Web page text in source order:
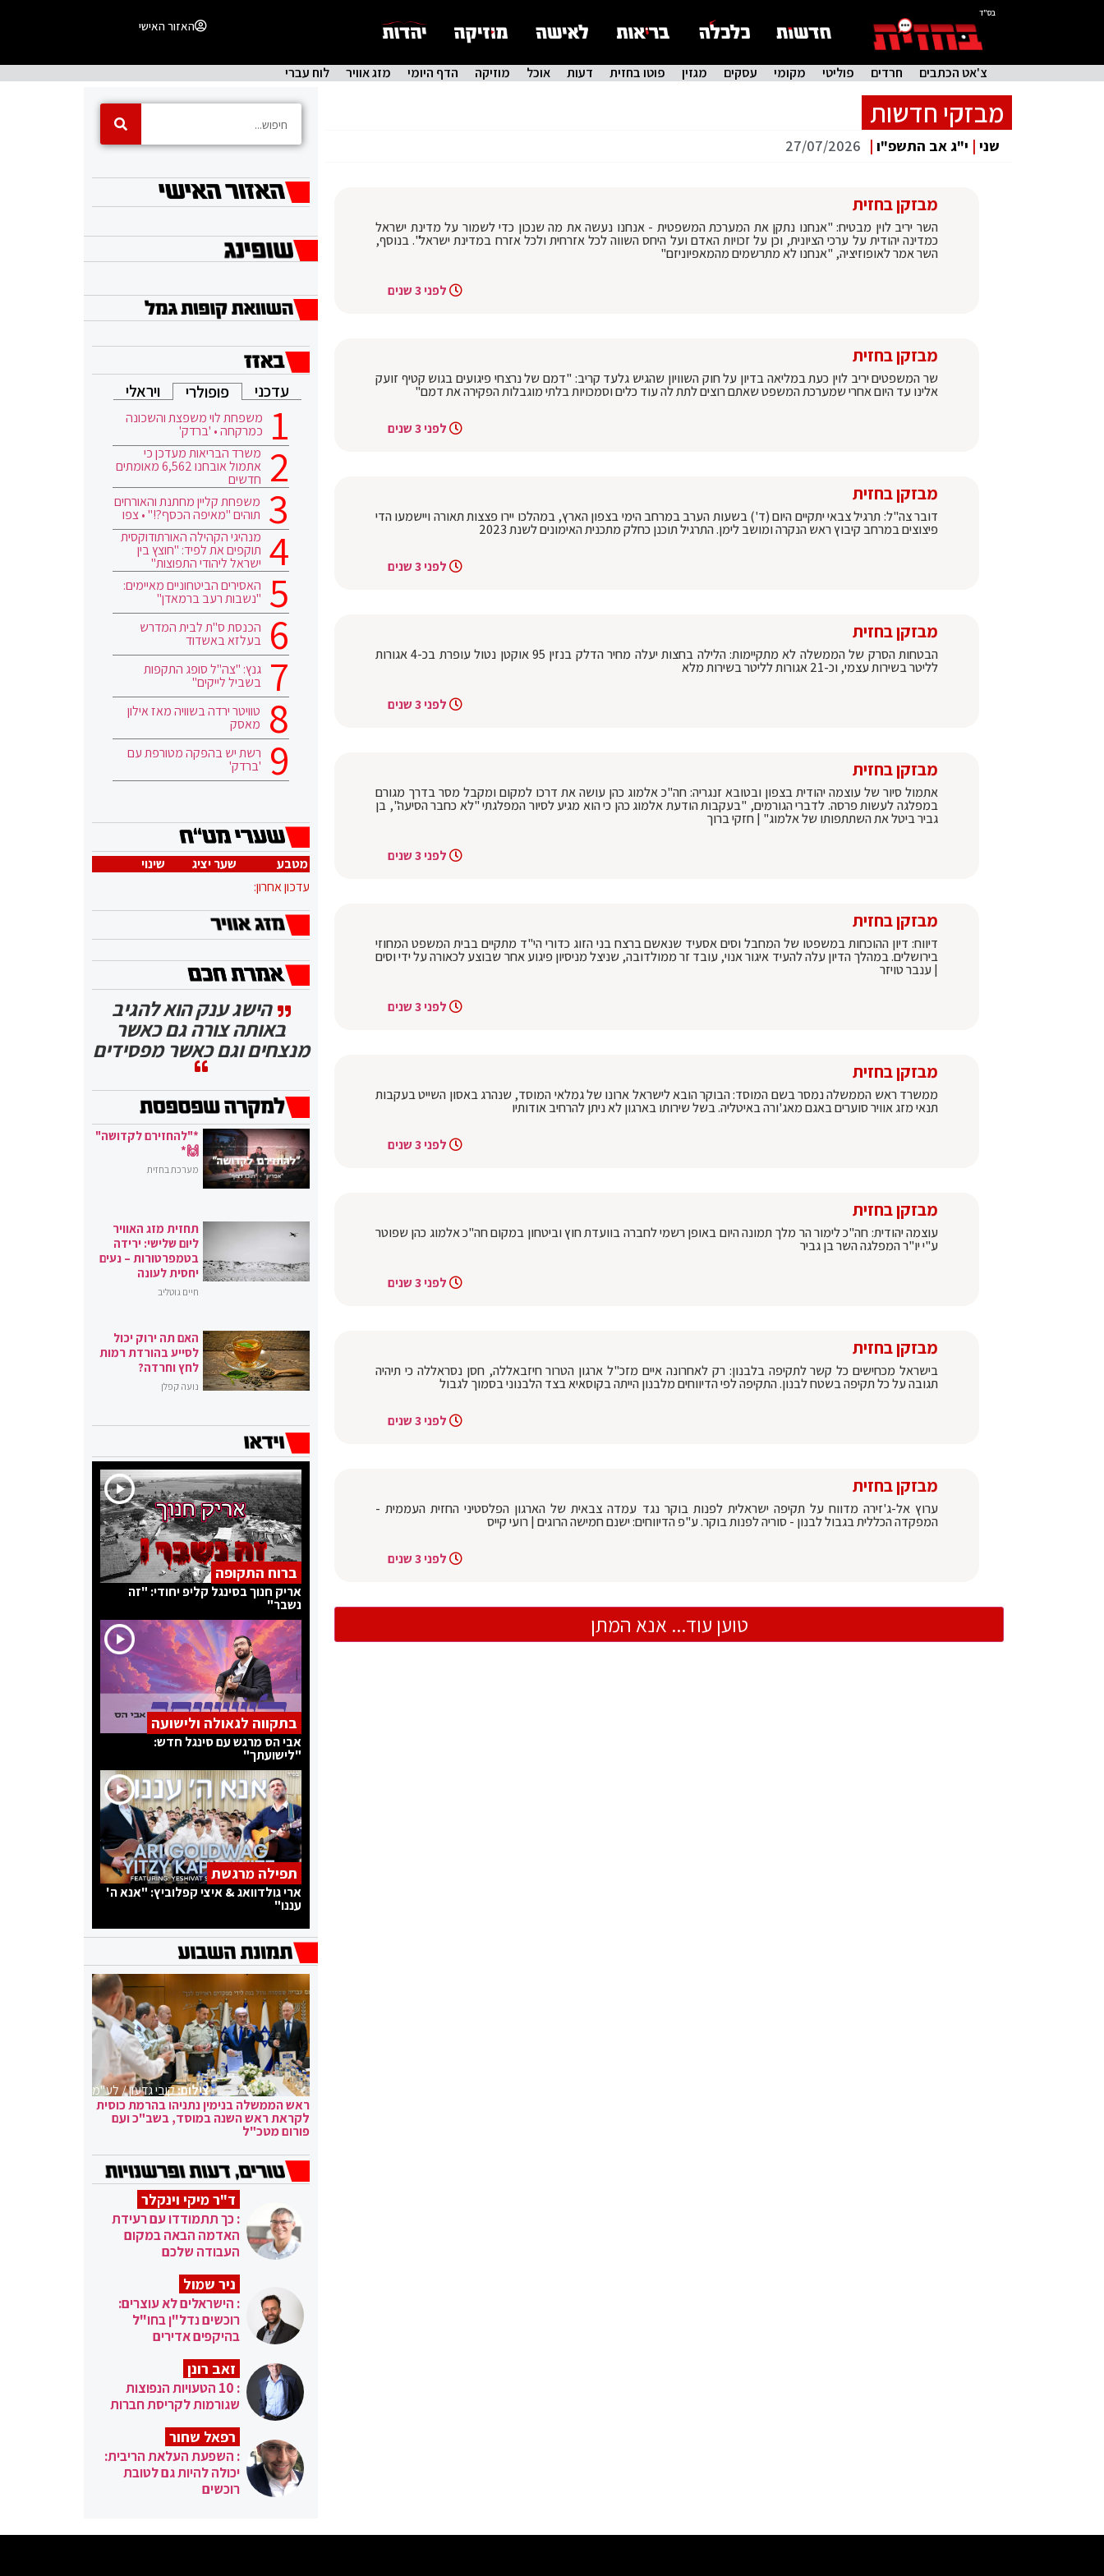
בס"ד
האזור האישי
צ'אט הכתבים חרדים פוליטי מקומי עסקים מגזין פוטו בחזית דעות אוכל מוזיקה הדף היומי מזג אוויר לוח עברי
מבזקי חדשות
שני | י"ג אב התשפ"ו |
27/07/2026
מבזקן בחזית
השר יריב לוין מבטיח: "אנחנו נתקן את המערכת המשפטית - אנחנו נעשה את מה שנכון כדי לשמור על מדינת ישראל
כמדינה יהודית על ערכי הציונית, וכן על זכויות האדם ועל היחס השווה לכל אזרחית ולכל אזרח במדינת ישראל". בנוסף,
השר אמר לאופוזיציה, "אנחנו לא מתרשמים מהמאפיוניזם"
לפני 3 שנים
מבזקן בחזית
שר המשפטים יריב לוין כעת במליאה בדיון על חוק השוויון שהגיש גלעד קריב: "דמם של נרצחי פיגועים בגוש קטיף זועק
אלינו עד היום אחרי שמערכת המשפט שאתם רוצים לתת לה עוד כלים וסמכויות בלתי מוגבלות הפקירה את דמם"
לפני 3 שנים
מבזקן בחזית
דובר צה"ל: תרגיל צבאי יתקיים היום (ד') בשעות הערב במרחב הימי בצפון הארץ, במהלכו יירו פצצות תאורה ויישמעו הדי
פיצוצים במרחב קיבוץ ראש הנקרה ומושב לימן. התרגיל תוכנן כחלק מתכנית האימונים לשנת 2023
לפני 3 שנים
מבזקן בחזית
הבטחות הסרק של הממשלה לא מתקיימות: הלילה בחצות יעלה מחיר הדלק בנזין 95 אוקטן נטול עופרת בכ-4 אגורות
לליטר בשירות עצמי, וכ-21 אגורות לליטר בשירות מלא
לפני 3 שנים
מבזקן בחזית
אתמול סיור של עוצמה יהודית בצפון ובטובא זנגריה: חה"כ אלמוג כהן עושה את דרכו למקום ומקבל מסר בדרך מגורם
במפלגה לעשות פרסה. לדברי הגורמים, "בעקבות הודעת אלמוג כהן כי הוא מגיע לסיור המפלגתי "לא כחבר הסיעה", בן
גביר ביטל את השתתפותו של אלמוג" | חזקי ברוך
לפני 3 שנים
מבזקן בחזית
דיווח: דיון ההוכחות במשפטו של המחבל וסים אסעיד שנאשם ברצח בני הזוג כדורי הי"ד מתקיים בבית המשפט המחוזי
בירושלים. במהלך הדיון עלה להעיד איגור אנוי, עובד זר ממולדובה, שניצל מניסיון פיגוע אחר שבוצע לכאורה על ידי וסים
| ענבר טויזר
לפני 3 שנים
מבזקן בחזית
ממשרד ראש הממשלה נמסר בשם המוסד: הבוקר הובא לישראל ארונו של גמלאי המוסד, שנהרג באסון השייט בעקבות
תנאי מזג אוויר סוערים באגם מאג'ורה באיטליה. בשל שירותו בארגון לא ניתן להרחיב אודותיו
לפני 3 שנים
מבזקן בחזית
עוצמה יהודית: חה"כ לימור הר מלך תמונה היום באופן רשמי לחברה בוועדת חוץ וביטחון במקום חה"כ אלמוג כהן שפוטר
ע"י יו"ר המפלגה השר בן גביר
לפני 3 שנים
מבזקן בחזית
בישראל מכחישים כל קשר לתקיפה בלבנון: רק לאחרונה איים מזכ"ל ארגון הטרור חיזבאללה, חסן נסראללה כי תיהיה
תגובה על כל תקיפה בשטח לבנון. התקיפה לפי הדיווחים מלבנון הייתה בקוסאיא בצד הלבנוני בסמוך לגבול
לפני 3 שנים
מבזקן בחזית
ערוץ אל-ג'זירה מדווח על תקיפה ישראלית לפנות בוקר נגד עמדה צבאית של הארגון הפלסטיני החזית העממית -
המפקדה הכללית בגבול לבנון - סוריה לפנות בוקר. ע"פ הדיווחים: ישנם חמישה הרוגים | רועי קייס
לפני 3 שנים
טוען עוד... אנא המתן
עדכני פופולרי ויראלי
משפחת לוי משפצת והשכונה
כמרקחה • 'ברדק'
משרד הבריאות מעדכן כי
אתמול אובחנו 6,562 מאומתים
חדשים
משפחת קליין מחתנת והאורחים
תוהים "מאיפה הכסף?!" • צפו
מנהיגי הקהילה האורתודוקסית
תוקפים את לפיד: "חוצץ בין
ישראל ליהודי התפוצות"
האסירים הביטחוניים מאיימים:
"נשבות רעב ברמאדן"
הכנסת ס"ת לבית המדרש
בעלזא באשדוד
גנץ: "צה"ל סופג התקפות
בשביל לייקים"
טוויטר ירדה בשוויה מאז אילון
מאסק
רשת יש בהפקה מטורפת עם
'ברדק'
מטבע שער יציג
שינוי
עדכון אחרון:
הישג ענק הוא להגיב
באותה צורה גם כאשר
מנצחים וגם כאשר מפסידים
*"להחזירם לקדושה"
🙌*
מערכת בחזית
תחזית מזג האוויר
ליום שלישי: ירידה
בטמפרטורות – נעים
יחסית לעונה
חיים גוטליב
האם תה ירוק יכול
לסייע בהורדת רמות
לחץ וחרדה?
נועה קפלן
ברוח התקופה
אריק חנוך בסינגל קליפ יחודי: "זה
נשבר"
בתקווה לגאולה ולישועה
אבי הס מרגש עם סינגל חדש:
"לישועתך"
תפילה מרגשת
ארי גולדוואג & איצי קפלוביץ: "אנא ה'
עננו"
צילום:קובי גדעון / לע"מ
ראש הממשלה בנימין נתניהו בהרמת כוסית
לקראת ראש השנה במוסד, בשב"כ ועם
פורום מטכ"ל
ד"ר מיקי וינקלר
: כך תתמודדו עם רעידת
האדמה הבאה במקום
העבודה שלכם
ניר שמול
: הישראלים לא עוצרים:
רוכשים נדל"ן בחו"ל
בהיקפים אדירים
זאב רונן
: 10 הטעויות הנפוצות
שגורמות לקריסת חברות
רפאל שחור
: השפעת העלאת הריבית:
יכולה להיות גם לטובת
רוכשים